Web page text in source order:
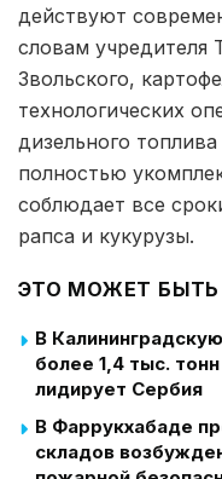
действуют
словам учредителя
Звольского,
технологических
дизельного
полностью
соблюдает все
рапса и кукурузы.
ЭТО МОЖЕТ БЫТЬ
В
более 1,4 тыс.
лидирует Сербия
В Фаррукхабаде
складов